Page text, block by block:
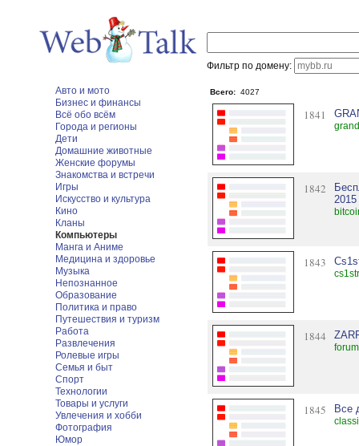
Фильтр по домену:
Авто и мото
Бизнес и финансы
Всё обо всём
Города и регионы
Дети
Домашние животные
Женские форумы
Знакомства и встречи
Игры
Искусство и культура
Кино
Кланы
Компьютеры
Манга и Аниме
Медицина и здоровье
Музыка
Непознанное
Образование
Политика и право
Путешествия и туризм
Работа
Развлечения
Ролевые игры
Семья и быт
Спорт
Технологии
Товары и услуги
Увлечения и хобби
Фотография
Юмор
Всего: 4027
1841
1842
2015
1843
1844
1845 Все